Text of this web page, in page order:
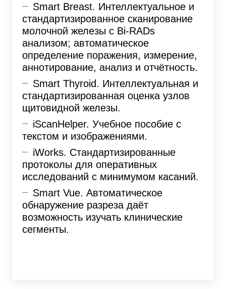
Smart Breast. Интеллектуальное и
стандартизированное сканирование
молочной железы с Bi-RADs
анализом; автоматическое
определение поражения, измерение,
аннотирование, анализ и отчётность.
Smart Thyroid. Интеллектуальная и
стандартизированная оценка узлов
щитовидной железы.
iScanHelper. Учебное пособие с
текстом и изображениями.
iWorks. Стандартизированные
протоколы для оперативных
исследований с минимумом касаний.
Smart Vue. Автоматическое
обнаружение разреза даёт
возможность изучать клинические
сегменты.